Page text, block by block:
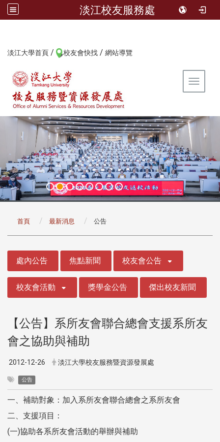
淡江校友服務處
淡江大學首頁 / 校友會快找 / 網站導覽
Toggle
首頁 最新消息 公告
處內公告 焦點新聞 校友會公告
校友會活動 獎學金公告 傑出校友新聞
【公告】系所友會聯合總會支援系所友
會之協助與補助
2012-12-26 淡江大學校友服務暨資源發展處
公告
一、補助對象：加入系所友會聯合總會之系所友會
二、支援項目：
(一)協助各系所友會活動的舉辦與補助